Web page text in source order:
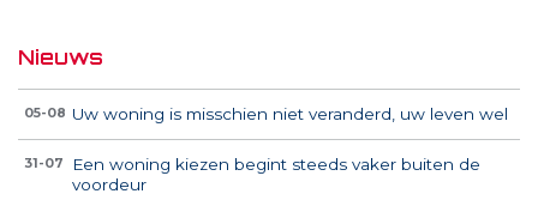
Nieuws
05-08 Uw woning is misschien niet veranderd, uw leven wel
31-07
Een woning kiezen begint steeds vaker buiten de
voordeur